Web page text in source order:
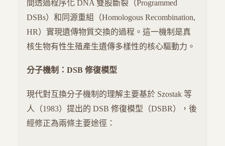
間透過程序化 DNA 雙股斷裂（Programmed
DSBs）和同源重組（Homologous Recombination,
HR）實現遺傳物質交換的過程。這一機制是真
核生物有性生殖產生遺傳多樣性的核心驅動力。
分子機制：DSB 修復模型
現代對互換分子機制的理解主要基於 Szostak 等
人（1983）提出的 DSB 修復模型（DSBR），後
經修正為兩條主要途徑：